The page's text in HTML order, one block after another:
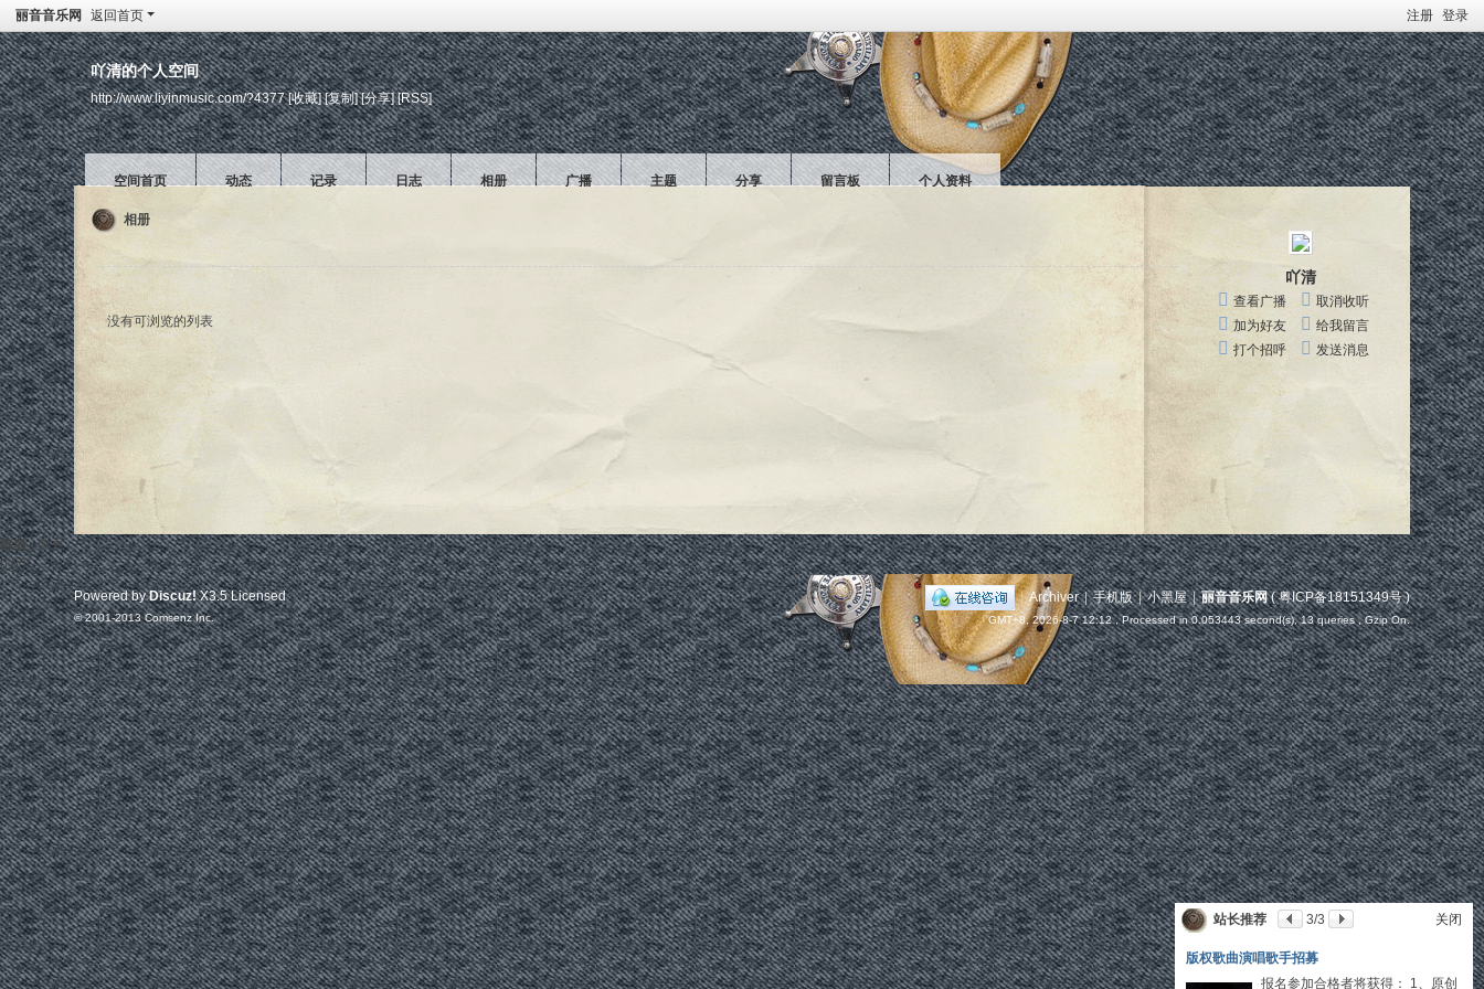
注册 登录
丽音音乐网 返回首页
吖清的个人空间
http://www.liyinmusic.com/?4377 [收藏] [复制] [分享] [RSS]
空间首页 动态 记录 日志 相册 广播 主题 分享 留言板 个人资料
相册
没有可浏览的列表
吖清
查看广播
取消收听
加为好友
给我留言
打个招呼
发送消息
岭南之声传媒招聘人力资源主管HR
歌名 -歌手
0:00
| Archiver | 手机版 | 小黑屋 | 丽音音乐网(粤ICP备18151349号)
GMT+8, 2026-8-7 12:12, Processed in 0.053443 second(s), 13 queries , Gzip On.
Powered byDiscuz! X3.5 Licensed
© 2001-2013Comsenz Inc.